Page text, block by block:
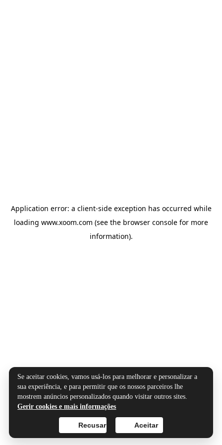
Application error: a client-side exception has occurred while
loading www.xoom.com (see the browser console for more
information).
Se aceitar cookies, vamos usá-los para melhorar e personalizar a
sua experiência, e para permitir que os nossos parceiros lhe
mostrem anúncios personalizados quando visitar outros sites.
Gerir cookies e mais informações
Aceitar
Recusar